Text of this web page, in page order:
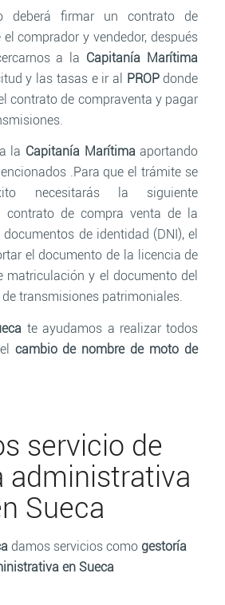
deberá firmar un contrato de
comprador y vendedor, después
a la Capitanía Marítima
y las tasas e ir al PROPdonde
contrato de compraventa y pagar
la Capitanía Marítimaaportando
.Para que el trámite se
necesitarás la siguiente
contrato de compra venta de la
de identidad (DNI), el
el documento de la licencia de
matriculación y el documento del
transmisiones patrimoniales.
te ayudamos a realizar todos
cambio de nombre de moto de
servicio de
administrativa
Sueca
damos servicios como gestoría
en Sueca